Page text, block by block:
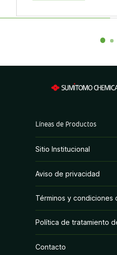
Líneas de Productos
Herbicidas
PGR y Biorracionales
Sitio Institucional
Aviso de privacidad
Términos y condiciones
Política de tratamiento
Contacto